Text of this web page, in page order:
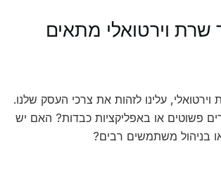
שרת וירטואלי מתאים
עלינו לזהות את צרכי העסק שלנו.
פשוטים או באפליקציות כבדות? האם יש
בניהול משתמשים רבים?